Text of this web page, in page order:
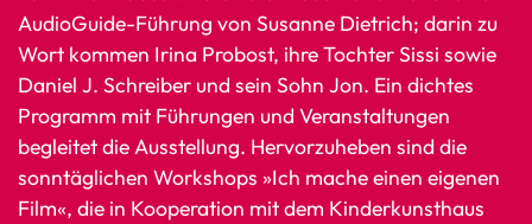
AudioGuide-Führung von Susanne Dietrich; darin zu
Wort kommen Irina Probost, ihre Tochter Sissi sowie
Daniel J. Schreiber und sein Sohn Jon. Ein dichtes
Programm mit Führungen und Veranstaltungen
begleitet die Ausstellung. Hervorzuheben sind die
sonntäglichen Workshops »Ich mache einen eigenen
Film«, die in Kooperation mit dem Kinderkunsthaus